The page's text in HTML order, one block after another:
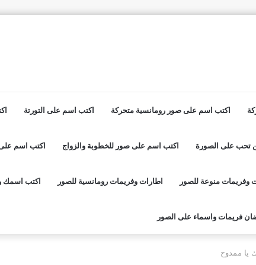
اكتب اسم على صور رومانسية متحركة اكتب اسم على التورتة
تحب على الصورة اكتب اسم على صور للخطوبة والزواج اكتب اسم على
وفريمات منوعة للصور اطارات وفريمات رومانسية للصور اكتب اسمك
فريمات واسماء على الصور
يا ممدوح